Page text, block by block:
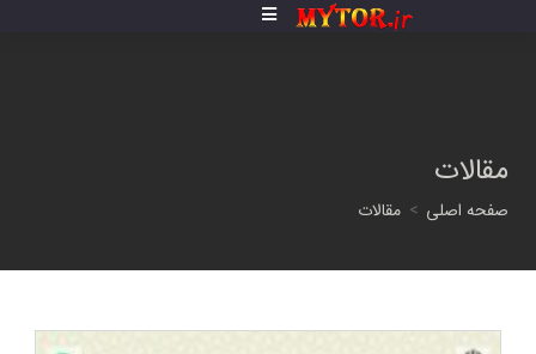
مقالات
صفحه اصلی > مقالات